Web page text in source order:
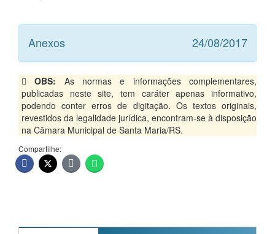
Anexos 24/08/2017
OBS: As normas e informações complementares,
publicadas neste site, tem caráter apenas informativo,
podendo conter erros de digitação. Os textos originais,
revestidos da legalidade jurídica, encontram-se à disposição
na Câmara Municipal de Santa Maria/RS.
Compartilhe: